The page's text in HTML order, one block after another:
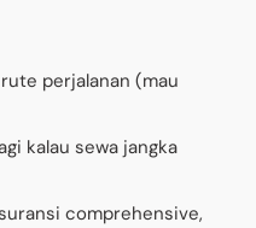
perjalanan (mau
kalau sewa jangka
comprehensive,